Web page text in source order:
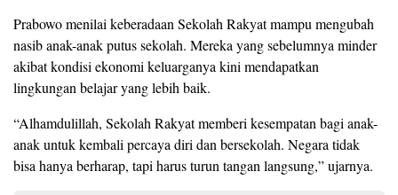
Prabowo menilai keberadaan Sekolah Rakyat mampu mengubah
nasib anak-anak putus sekolah. Mereka yang sebelumnya minder
akibat kondisi ekonomi keluarganya kini mendapatkan
lingkungan belajar yang lebih baik.
“Alhamdulillah, Sekolah Rakyat memberi kesempatan bagi anak-
anak untuk kembali percaya diri dan bersekolah. Negara tidak
bisa hanya berharap, tapi harus turun tangan langsung,” ujarnya.